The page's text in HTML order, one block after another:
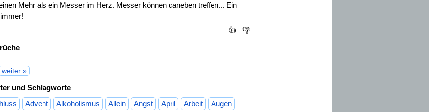
Mehr als ein Messer im Herz. Messer können daneben treffen... Ein
👍
👎
weiter »
und Schlagworte
Advent Alkoholismus Allein Angst April Arbeit Augen